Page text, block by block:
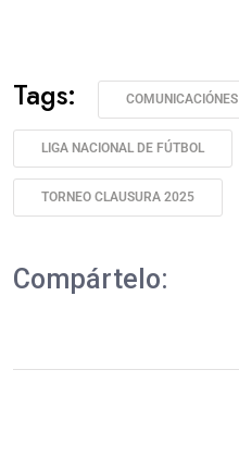
Tags: COMUNICACIÓNES
LIGA NACIONAL DE FÚTBOL
TORNEO CLAUSURA 2025
Compártelo: